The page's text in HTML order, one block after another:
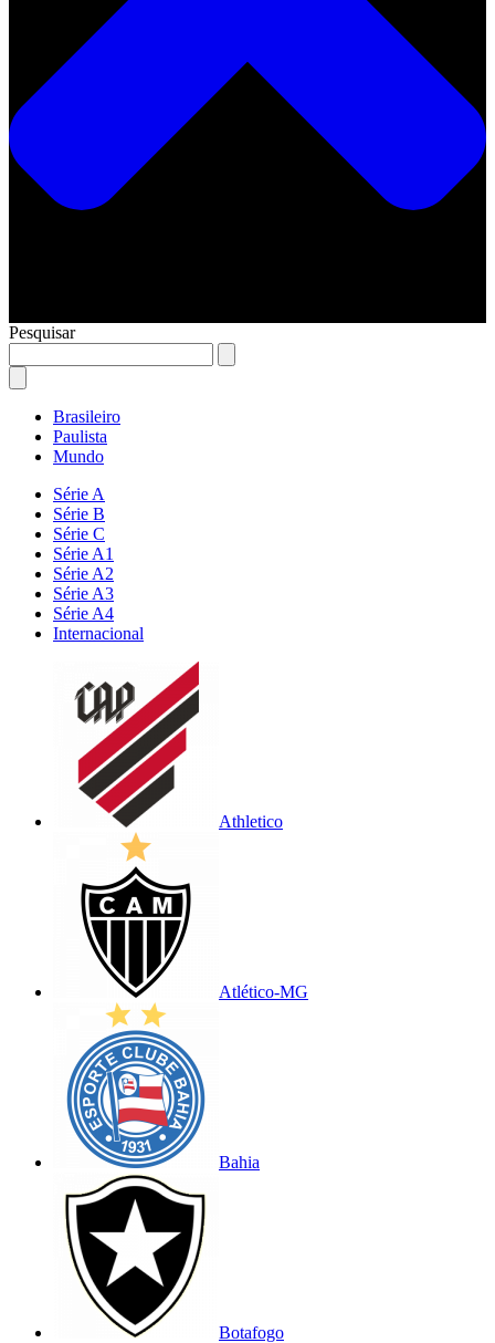
Pesquisar
Brasileiro
Paulista
Mundo
Série A
Série B
Série C
Série A1
Série A2
Série A3
Série A4
Internacional
Athletico
Atlético-MG
Bahia
Botafogo